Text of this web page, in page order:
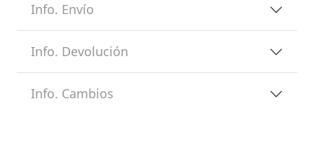
Info. Envío
Info. Devolución
Info. Cambios